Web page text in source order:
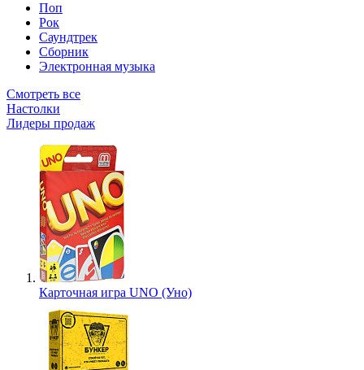
Поп
Рок
Саундтрек
Сборник
Электронная музыка
Смотреть все
Настолки
Лидеры продаж
Карточная игра UNO (Уно)